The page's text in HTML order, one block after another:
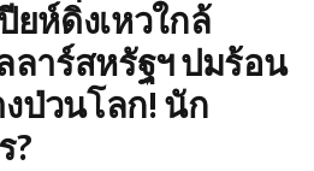
ยห์ดิ่งเหวใกล้
ลาร์สหรัฐฯ ปมร้อน
ป่วนโลก! นัก
?